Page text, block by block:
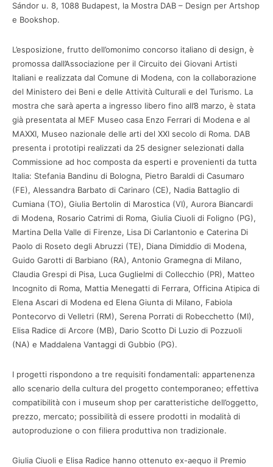
Sándor u. 8, 1088 Budapest, la Mostra DAB – Design per Artshop
e Bookshop.
L’esposizione, frutto dell’omonimo concorso italiano di design, è
promossa dall’Associazione per il Circuito dei Giovani Artisti
Italiani e realizzata dal Comune di Modena, con la collaborazione
del Ministero dei Beni e delle Attività Culturali e del Turismo. La
mostra che sarà aperta a ingresso libero fino all’8 marzo, è stata
già presentata al MEF Museo casa Enzo Ferrari di Modena e al
MAXXI, Museo nazionale delle arti del XXI secolo di Roma. DAB
presenta i prototipi realizzati da 25 designer selezionati dalla
Commissione ad hoc composta da esperti e provenienti da tutta
Italia: Stefania Bandinu di Bologna, Pietro Baraldi di Casumaro
(FE), Alessandra Barbato di Carinaro (CE), Nadia Battaglio di
Cumiana (TO), Giulia Bertolin di Marostica (VI), Aurora Biancardi
di Modena, Rosario Catrimi di Roma, Giulia Ciuoli di Foligno (PG),
Martina Della Valle di Firenze, Lisa Di Carlantonio e Caterina Di
Paolo di Roseto degli Abruzzi (TE), Diana Dimiddio di Modena,
Guido Garotti di Barbiano (RA), Antonio Gramegna di Milano,
Claudia Grespi di Pisa, Luca Guglielmi di Collecchio (PR), Matteo
Incognito di Roma, Mattia Menegatti di Ferrara, Officina Atipica di
Elena Ascari di Modena ed Elena Giunta di Milano, Fabiola
Pontecorvo di Velletri (RM), Serena Porrati di Robecchetto (MI),
Elisa Radice di Arcore (MB), Dario Scotto Di Luzio di Pozzuoli
(NA) e Maddalena Vantaggi di Gubbio (PG).
I progetti rispondono a tre requisiti fondamentali: appartenenza
allo scenario della cultura del progetto contemporaneo; effettiva
compatibilità con i museum shop per caratteristiche dell’oggetto,
prezzo, mercato; possibilità di essere prodotti in modalità di
autoproduzione o con filiera produttiva non tradizionale.
Giulia Ciuoli e Elisa Radice hanno ottenuto ex-aequo il Premio